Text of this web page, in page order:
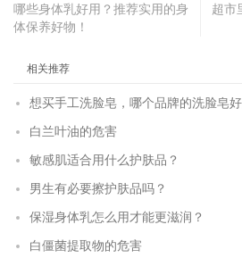
哪些身体乳好用？推荐实用的身
体保养好物！
超市
相关推荐
想买手工洗脸皂，哪个品牌的洗脸皂好
白兰叶油的危害
敏感肌适合用什么护肤品？
男生有必要擦护肤品吗？
保湿身体乳怎么用才能更滋润？
白僵菌提取物的危害